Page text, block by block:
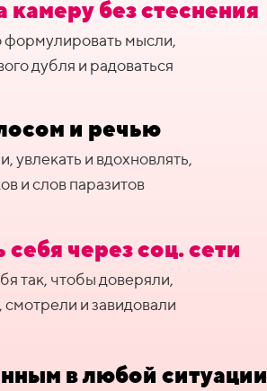
и речью
формулировать мысли,
дубля и радоваться
камеру без стеснения
в любой ситуации
себя через соц. сети
увлекать и вдохновлять,
и слов паразитов
так, чтобы доверяли,
смотрели и завидовали